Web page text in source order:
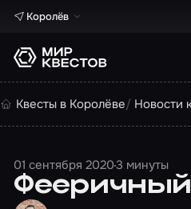
Королёв
Квесты в Королёве Новости
01 сентября 20203 минуты
Фееричный